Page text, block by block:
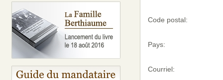
Code postal:
Pays:
Courriel: